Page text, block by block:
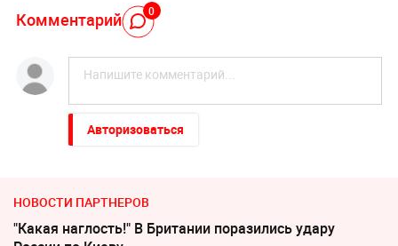
Комментарий 0
Авторизоваться
НОВОСТИ ПАРТНЕРОВ
"Какая наглость!" В Британии поразились удару